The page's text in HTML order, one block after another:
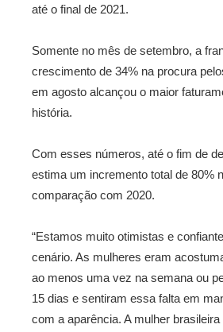
até o final de 2021.
Somente no mês de setembro, a
crescimento de 34% na procura
em agosto alcançou o maior
história.
Com esses números, até o fim de
estima um incremento total de 80%
comparação com 2020.
“Estamos muito otimistas e
cenário. As mulheres eram
ao menos uma vez na semana ou
15 dias e sentiram essa falta em
com a aparência. A mulher brasileira